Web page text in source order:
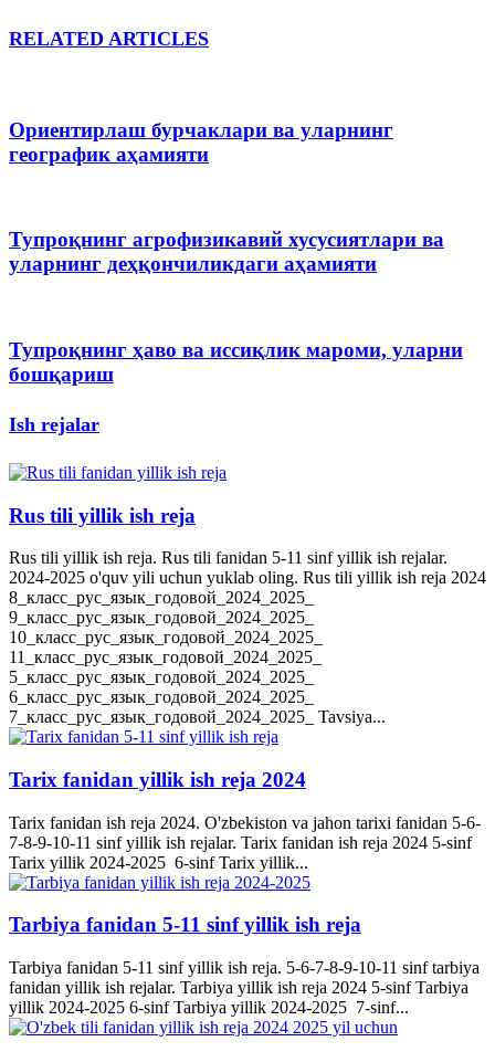
RELATED ARTICLES
Ориентирлаш бурчаклари ва уларнинг
географик аҳамияти
Тупроқнинг агрофизикавий хусусиятлари ва
уларнинг деҳқончиликдаги аҳамияти
Тупроқнинг ҳаво ва иссиқлик мароми, уларни
бошқариш
Ish rejalar
Rus tili yillik ish reja
Rus tili yillik ish reja. Rus tili fanidan 5-11 sinf yillik ish rejalar.
2024-2025 o'quv yili uchun yuklab oling. Rus tili yillik ish reja 2024
8_класс_рус_язык_годовой_2024_2025_
9_класс_рус_язык_годовой_2024_2025_
10_класс_рус_язык_годовой_2024_2025_
11_класс_рус_язык_годовой_2024_2025_
5_класс_рус_язык_годовой_2024_2025_
6_класс_рус_язык_годовой_2024_2025_
7_класс_рус_язык_годовой_2024_2025_ Tavsiya...
Tarix fanidan yillik ish reja 2024
Tarix fanidan ish reja 2024. O'zbekiston va jahon tarixi fanidan 5-6-
7-8-9-10-11 sinf yillik ish rejalar. Tarix fanidan ish reja 2024 5-sinf
Tarix yillik 2024-2025 6-sinf Tarix yillik...
Tarbiya fanidan 5-11 sinf yillik ish reja
Tarbiya fanidan 5-11 sinf yillik ish reja. 5-6-7-8-9-10-11 sinf tarbiya
fanidan yillik ish rejalar. Tarbiya yillik ish reja 2024 5-sinf Tarbiya
yillik 2024-2025 6-sinf Tarbiya yillik 2024-2025 7-sinf...